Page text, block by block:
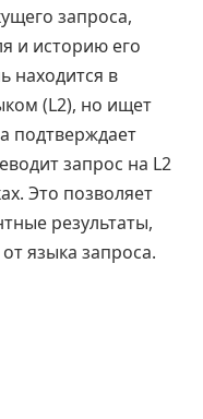
запроса,
и историю его
находится в
(L2), но ищет
подтверждает
запрос на L2
Это позволяет
результаты,
языка запроса.